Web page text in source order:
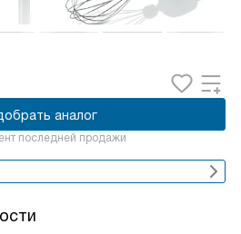
аналог
последней продажи